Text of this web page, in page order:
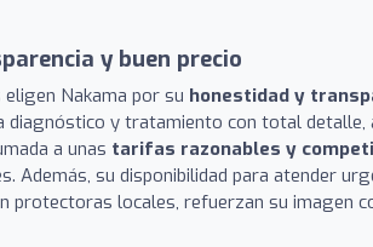
y buen precio
Nakama por su honestidad y
diagnóstico y tratamiento con total detalle,
a unas tarifas razonables y
Además, su disponibilidad para atender
protectoras locales, refuerzan su imagen